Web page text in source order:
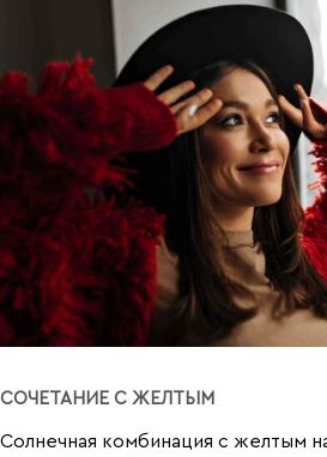
СОЧЕТАНИЕ С ЖЕЛТЫМ
Солнечная комбинация с желтым